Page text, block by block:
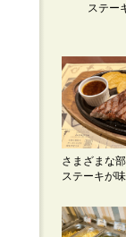
ステー
さまざまな
ステーキが